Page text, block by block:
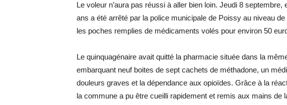
Le voleur n’aura pas réussi à aller bien loin. Jeudi 8 septembre,
ans a été arrêté par la police municipale de Poissy au niveau
les poches remplies de médicaments volés pour environ 50
Le quinquagénaire avait quitté la pharmacie située dans la
embarquant neuf boites de sept cachets de méthadone, un
douleurs graves et la dépendance aux opioïdes. Grâce à la
la commune a pu être cueilli rapidement et remis aux mains de